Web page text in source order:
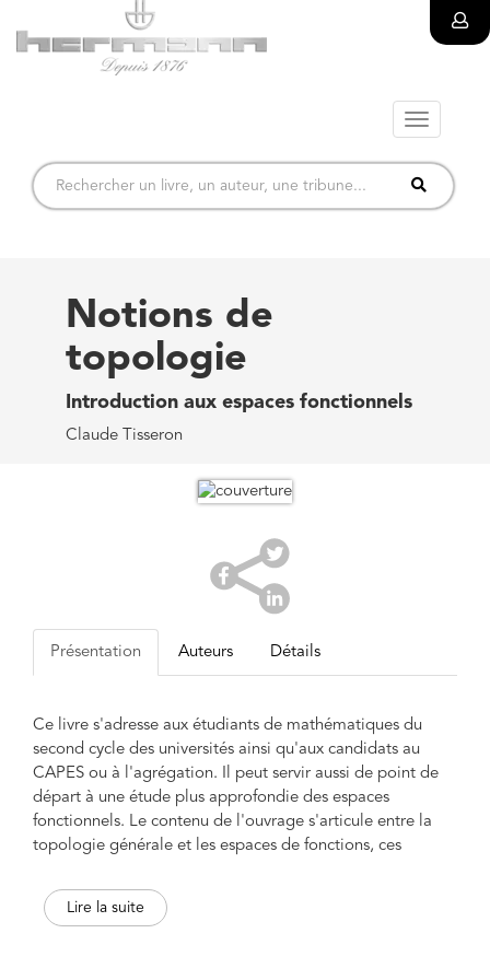
Toggle
Notions de
topologie
Introduction aux espaces fonctionnels
Claude Tisseron
Présentation Auteurs Détails
Ce livre s'adresse aux étudiants de mathématiques du
second cycle des universités ainsi qu'aux candidats au
CAPES ou à l'agrégation. Il peut servir aussi de point de
départ à une étude plus approfondie des espaces
fonctionnels. Le contenu de l'ouvrage s'articule entre la
topologie générale et les espaces de fonctions, ces
les concepts les plus simples qui sont présentés,
généralisant les propriétés connues de tout étudiant à la
Lire la suite